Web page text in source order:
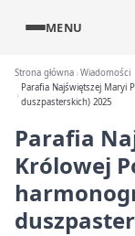
MENU
Strona główna Wiadomości
Parafia Najświętszej Maryi
duszpasterskich) 2025
Parafia
Królowej